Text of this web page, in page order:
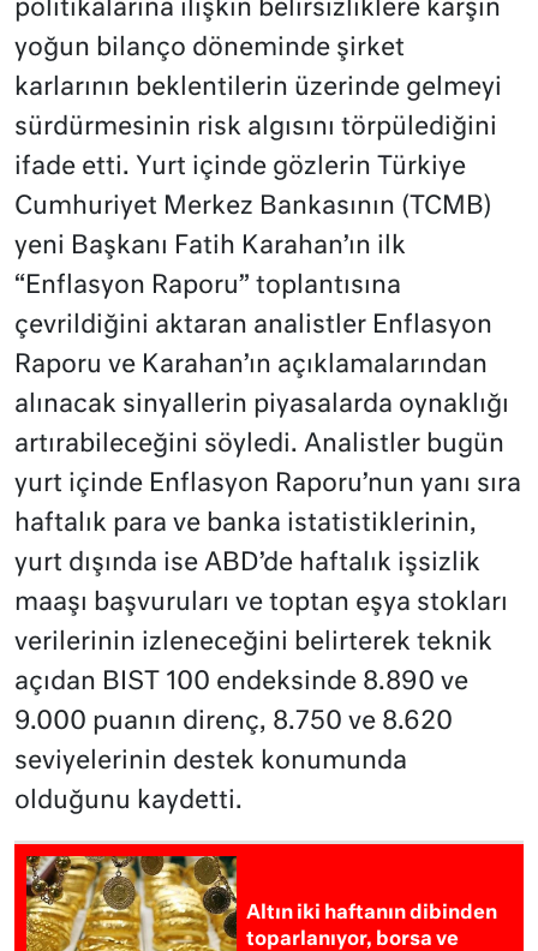
politikalarına ilişkin belirsizliklere karşın
yoğun bilanço döneminde şirket
karlarının beklentilerin üzerinde gelmeyi
sürdürmesinin risk algısını törpülediğini
ifade etti. Yurt içinde gözlerin Türkiye
Cumhuriyet Merkez Bankasının (TCMB)
yeni Başkanı Fatih Karahan’ın ilk
“Enflasyon Raporu” toplantısına
çevrildiğini aktaran analistler Enflasyon
Raporu ve Karahan’ın açıklamalarından
alınacak sinyallerin piyasalarda oynaklığı
artırabileceğini söyledi. Analistler bugün
yurt içinde Enflasyon Raporu’nun yanı sıra
haftalık para ve banka istatistiklerinin,
yurt dışında ise ABD’de haftalık işsizlik
maaşı başvuruları ve toptan eşya stokları
verilerinin izleneceğini belirterek teknik
açıdan BIST 100 endeksinde 8.890 ve
9.000 puanın direnç, 8.750 ve 8.620
seviyelerinin destek konumunda
olduğunu kaydetti.
Altın iki haftanın dibinden
toparlanıyor, borsa ve